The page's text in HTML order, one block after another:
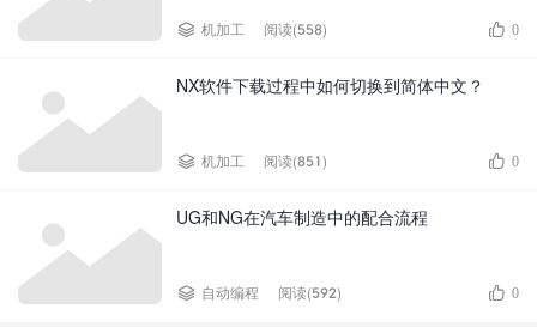
 机加工 阅读(558)  0
NX软件下载过程中如何切换到简体中文？
 机加工 阅读(851)  0
UG和NG在汽车制造中的配合流程
 自动编程 阅读(592)  0